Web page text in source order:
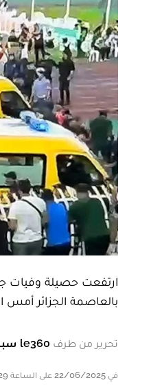
بالعاصمة الجزائر أمس
تحرير من طرف le360 سبور
في 22/06/2025 على الساعة 12:29